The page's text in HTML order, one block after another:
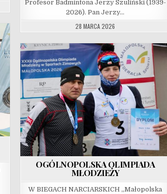
Profesor Badmintona Jerzy Szuliński (1939-
2026). Pan Jerzy…
28 MARCA 2026
OGÓLNOPOLSKA OLIMPIADA
MŁODZIEŻY
W BIEGACH NARCIARSKICH „Małopolska